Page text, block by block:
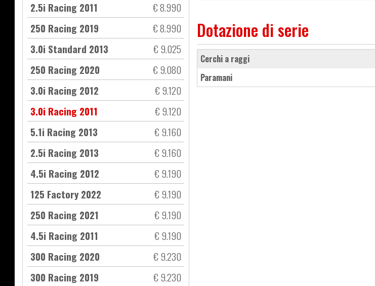
2.5i Racing 2011
€ 8.990
250 Racing 2019
€ 8.990
3.0i Standard 2013
€ 9.025
250 Racing 2020
€ 9.080
3.0i Racing 2012
€ 9.120
3.0i Racing 2011
€ 9.120
5.1i Racing 2013
€ 9.160
2.5i Racing 2013
€ 9.160
4.5i Racing 2012
€ 9.190
125 Factory 2022
€ 9.190
250 Racing 2021
€ 9.190
4.5i Racing 2011
€ 9.190
300 Racing 2020
€ 9.230
300 Racing 2019
€ 9.230
Dotazione di serie
Cerchi a raggi
Paramani